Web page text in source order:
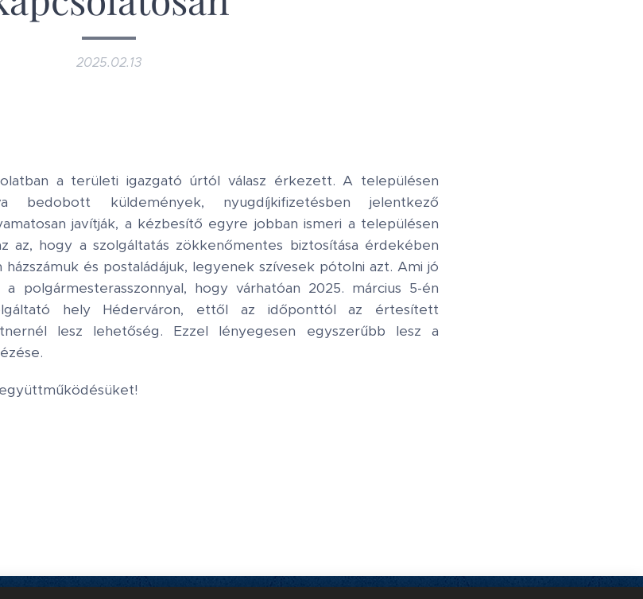
2025.02.13
a területi igazgató úrtól válasz érkezett. A településen
bedobott küldemények, nyugdíjkifizetésben jelentkező
javítják, a kézbesítő egyre jobban ismeri a településen
hogy a szolgáltatás zökkenőmentes biztosítása érdekében
házszámuk és postaládájuk, legyenek szívesek pótolni azt. Ami jó
polgármesterasszonnyal, hogy várhatóan 2025. március 5-én
hely Héderváron, ettől az időponttól az értesített
lesz lehetőség. Ezzel lényegesen egyszerűbb lesz a